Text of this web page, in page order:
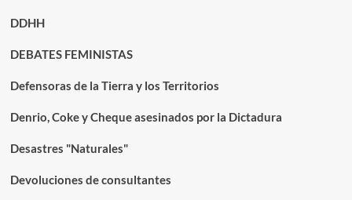
DDHH
DEBATES FEMINISTAS
Defensoras de la Tierra y los Territorios
Denrio, Coke y Cheque asesinados por la Dictadura
Desastres "Naturales"
Devoluciones de consultantes